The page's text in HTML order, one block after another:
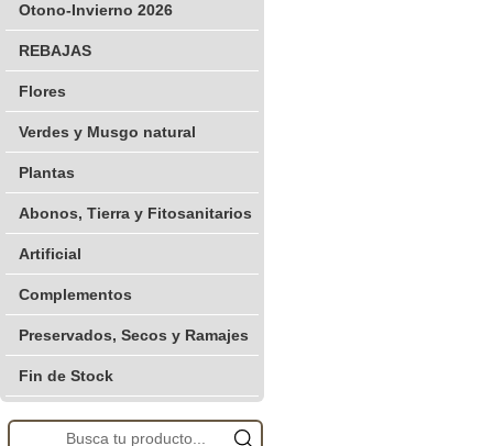
Otono-Invierno 2026
REBAJAS
Flores
Verdes y Musgo natural
Plantas
Abonos, Tierra y Fitosanitarios
Artificial
Complementos
Preservados, Secos y Ramajes
Fin de Stock